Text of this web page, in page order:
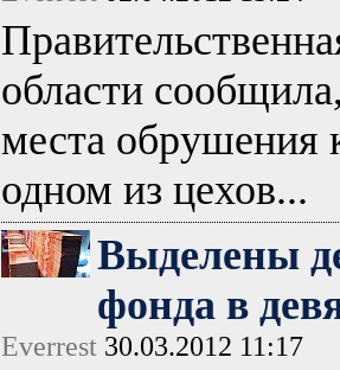
области
места обрушения
одном из цехов...
Выделены
фонда в
Everrest 30.03.2012 11:17